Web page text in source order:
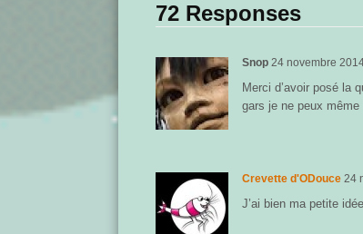
72 Responses
Snop 24 novembre
Merci d’avoir posé la
gars je ne peux
Crevette d'ODouce 24
J’ai bien ma petite